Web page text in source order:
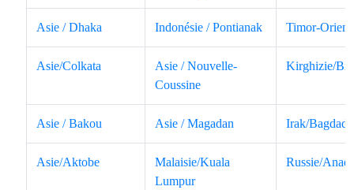
Asie / Dhaka Indonésie / Pontianak Timor-
Asie/Colkata
Asie / Nouvelle-
Coussine
Kirghizie/
Asie / Bakou Asie / Magadan Irak/Bagdad
Asie/Aktobe
Malaisie/Kuala
Lumpur
Russie/